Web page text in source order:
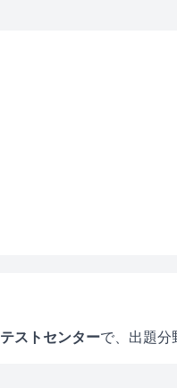
テストセンターで、 出題分